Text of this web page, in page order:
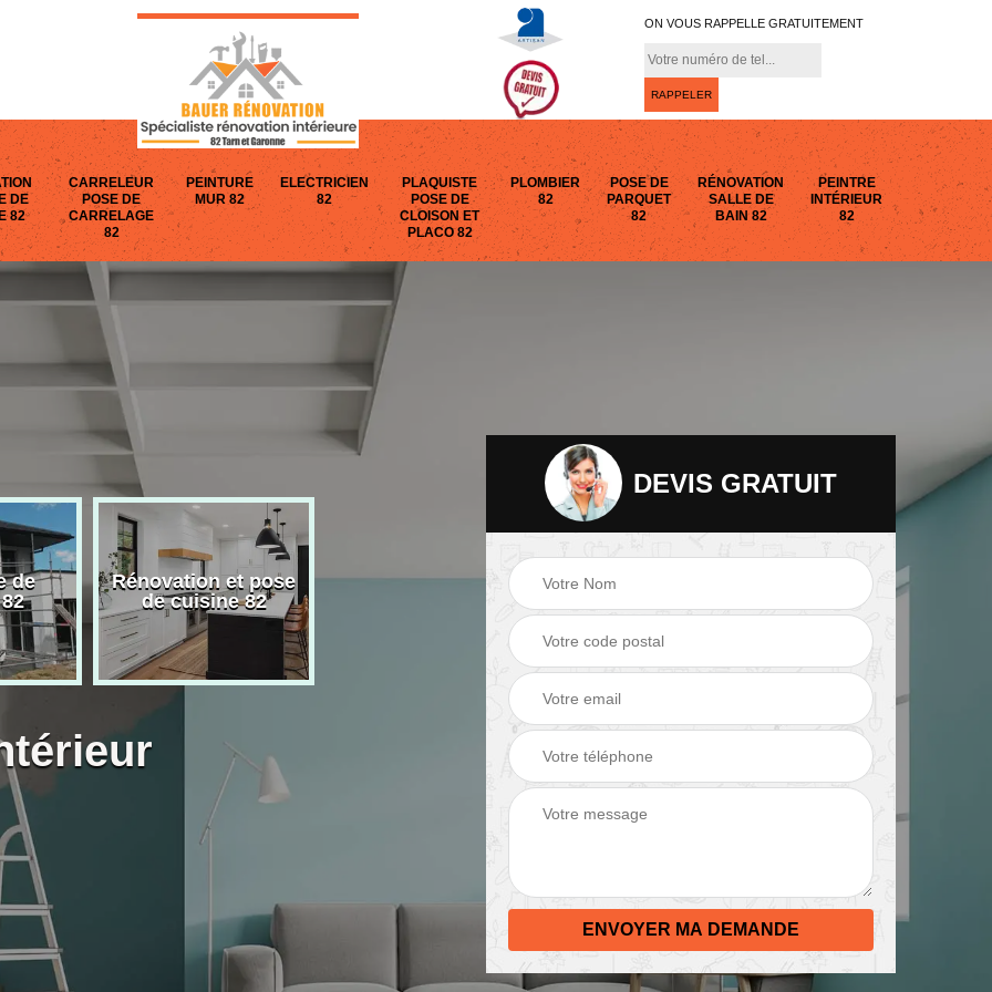
ON VOUS RAPPELLE GRATUITEMENT
DE
82
CARRELEUR
POSE DE
CARRELAGE
82
PEINTURE
MUR 82
ELECTRICIEN
82
PLAQUISTE
POSE DE
CLOISON ET
PLACO 82
PLOMBIER
82
POSE DE
PARQUET
82
RÉNOVATION
SALLE DE
BAIN 82
PEINTRE
INTÉRIEUR
82
de
Rénovation et pose
de cuisine 82
Carreleur pose de
Peinture mur 82 Electricien 82
DEVIS GRATUIT